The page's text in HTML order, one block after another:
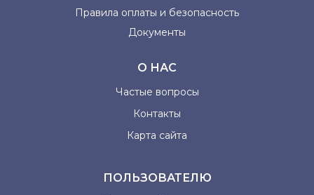
Правила оплаты и безопасность
Документы
О НАС
Частые вопросы
Контакты
Карта сайта
ПОЛЬЗОВАТЕЛЮ